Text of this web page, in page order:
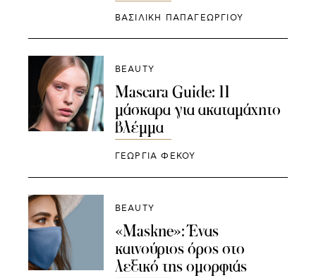
ΒΑΣΙΛΙΚΗ ΠΑΠΑΓΕΩΡΓΙΟΥ
BEAUTY
Mascara Guide: 11
μάσκαρα για ακαταμάχητο
βλέμμα
ΓΕΩΡΓΙΑ ΦΕΚΟΥ
BEAUTY
«Μaskne»: Ένας
καινούριος όρος στο
λεξικό της ομορφιάς